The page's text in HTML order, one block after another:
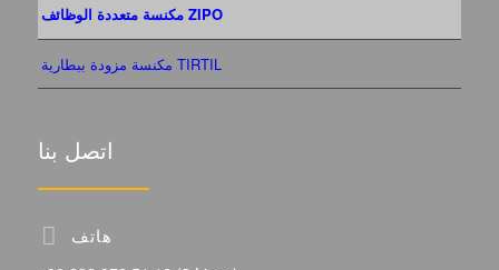
مكنسة متعددة الوظائف ZIPO
مكنسة مزودة ببطارية TIRTIL
اتصل بنا
هاتف